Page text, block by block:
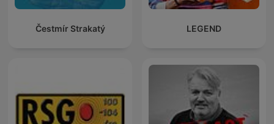
Čestmír Strakatý LEGEND